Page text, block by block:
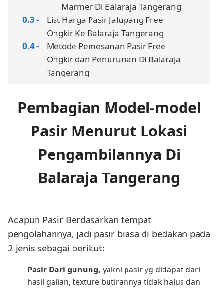
Marmer Di Balaraja Tangerang
List Harga Pasir Jalupang Free
Ongkir Ke Balaraja Tangerang
Metode Pemesanan Pasir Free
Ongkir dan Penurunan Di Balaraja
Tangerang
Pembagian Model-model
Pasir Menurut Lokasi
Pengambilannya Di
Balaraja Tangerang
Adapun Pasir Berdasarkan tempat
pengolahannya, jadi pasir biasa di bedakan pada
2 jenis sebagai berikut:
Pasir Dari gunung, yakni pasir yg didapat dari
hasil galian, texture butirannya tidak halus dan